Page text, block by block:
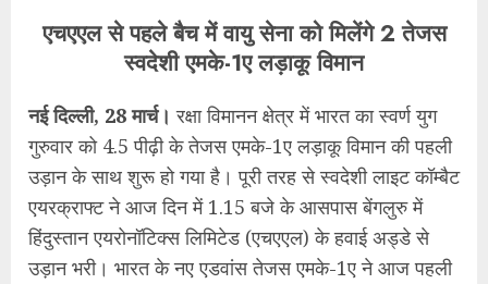
एचएएल से पहले बैच में वायु सेना को मिलेंगे 2 तेजस
स्वदेशी एमके-1ए लड़ाकू विमान
नई दिल्ली, 28 मार्च। रक्षा विमानन क्षेत्र में भारत का स्वर्ण युग
गुरुवार को 4.5 पीढ़ी के तेजस एमके-1ए लड़ाकू विमान की पहली
उड़ान के साथ शुरू हो गया है। पूरी तरह से स्वदेशी लाइट कॉम्बैट
एयरक्राफ्ट ने आज दिन में 1.15 बजे के आसपास बेंगलुरु में
हिंदुस्तान एयरोनॉटिक्स लिमिटेड (एचएएल) के हवाई अड्डे से
उड़ान भरी। भारत के नए एडवांस तेजस एमके-1ए ने आज पहली